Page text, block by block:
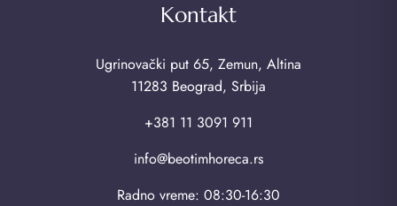
Kontakt
Ugrinovački put 65, Zemun, Altina
11283 Beograd, Srbija
+381 11 3091 911
info@beotimhoreca.rs
Radno vreme: 08:30-16:30